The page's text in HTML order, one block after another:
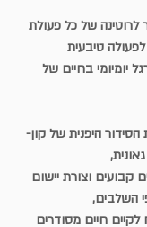
לרוטינה של כל פעולת
טיבעית
יומיומי בחיים של
היפנית של קון-
וצורת יישום
השלבים,
לקיים חיים מסודרים